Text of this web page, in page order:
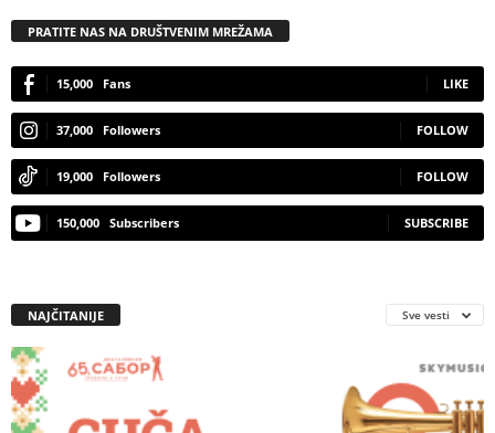
PRATITE NAS NA DRUŠTVENIM MREŽAMA
15,000 Fans LIKE
37,000 Followers FOLLOW
19,000 Followers FOLLOW
150,000 Subscribers SUBSCRIBE
NAJČITANIJE Sve vesti